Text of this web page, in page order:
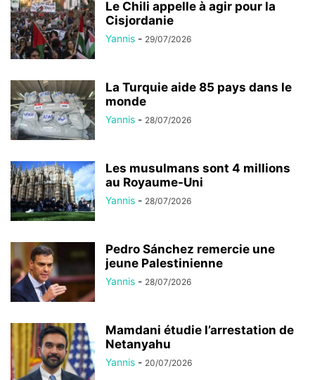
Le Chili appelle à agir pour la
Cisjordanie
Yannis - 29/07/2026
La Turquie aide 85 pays dans le
monde
Yannis - 28/07/2026
Les musulmans sont 4 millions
au Royaume-Uni
Yannis - 28/07/2026
Pedro Sánchez remercie une
jeune Palestinienne
Yannis - 28/07/2026
Mamdani étudie l’arrestation de
Netanyahu
Yannis - 20/07/2026